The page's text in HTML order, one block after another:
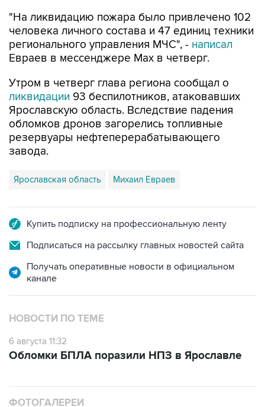
"На ликвидацию пожара было привлечено 102
человека личного состава и 47 единиц техники
регионального управления МЧС", - написал
Евраев в мессенджере Мах в четверг.
Утром в четверг глава региона сообщал о
ликвидации 93 беспилотников, атаковавших
Ярославскую область. Вследствие падения
обломков дронов загорелись топливные
резервуары нефтеперерабатывающего
завода.
Ярославская область Михаил Евраев
Купить подписку на профессиональную ленту
Подписаться на рассылку главных новостей сайта
Получать оперативные новости в официальном
канале
НОВОСТИ ПО ТЕМЕ
6 августа 11:32
Обломки БПЛА поразили НПЗ в Ярославле
ФОТОГАЛЕРЕИ